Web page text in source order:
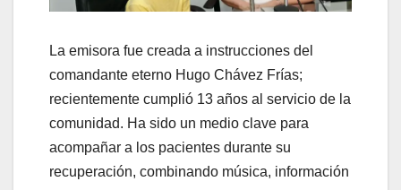
La emisora fue creada a instrucciones del
comandante eterno Hugo Chávez Frías;
recientemente cumplió 13 años al servicio de la
comunidad. Ha sido un medio clave para
acompañar a los pacientes durante su
recuperación, combinando música, información